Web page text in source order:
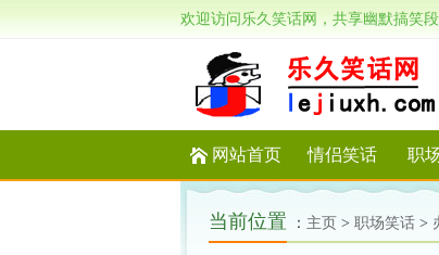
欢迎访问乐久笑话网，共享幽默搞笑
网站首页 情侣笑话 职
当前位置 ： 主页 > 职场笑话 >